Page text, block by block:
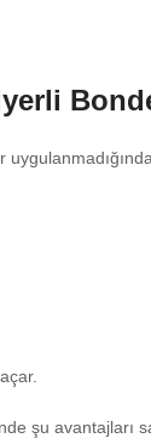
şu avantajları